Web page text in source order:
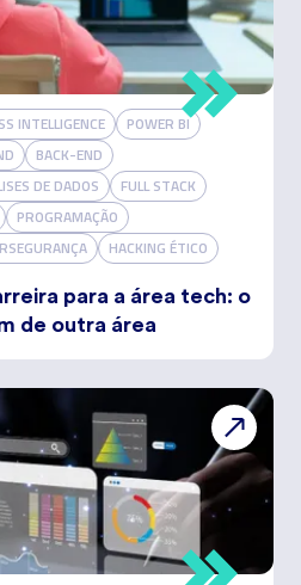
INTELLIGENCE
POWER BI
BACK-END
DE DADOS
FULL STACK
PROGRAMAÇÃO
HACKING ÉTICO
para a área tech: o
de outra área